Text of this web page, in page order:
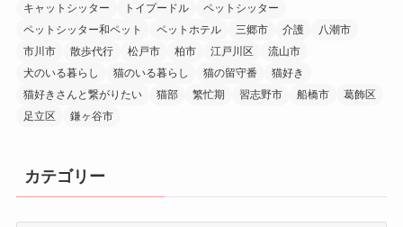
キャットシッター
トイプードル
ペットシッター
ペットシッター和ペット
ペットホテル 三郷市 介護
八潮市
市川市
散歩代行 松戸市 柏市 江戸川区
流山市
犬のいる暮らし
猫のいる暮らし 猫の留守番
猫好き
猫好きさんと繋がりたい
猫部 繁忙期 習志野市 船橋市
葛飾区
足立区
鎌ヶ谷市
カテゴリー